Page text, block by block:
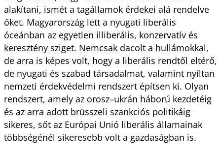
alakítani, ismét a tagállamok érdekei alá rendelve
őket. Magyarország lett a nyugati liberális
óceánban az egyetlen illiberális, konzervatív és
keresztény sziget. Nemcsak dacolt a hullámokkal,
de arra is képes volt, hogy a liberális rendtől eltérő,
de nyugati és szabad társadalmat, valamint nyíltan
nemzeti érdekvédelmi rendszert építsen ki. Olyan
rendszert, amely az orosz–ukrán háború kezdetéig
és az arra adott brüsszeli szankciós politikáig
sikeres, sőt az Európai Unió liberális államainak
többségénél sikeresebb volt a gazdaságban is.